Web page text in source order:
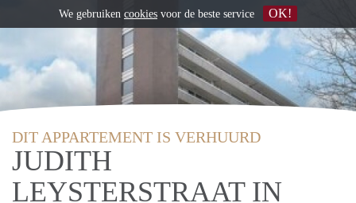
DIT APPARTEMENT IS VERHUURD
JUDITH
LEYSTERSTRAAT IN
We gebruiken cookies voor de beste service OK!